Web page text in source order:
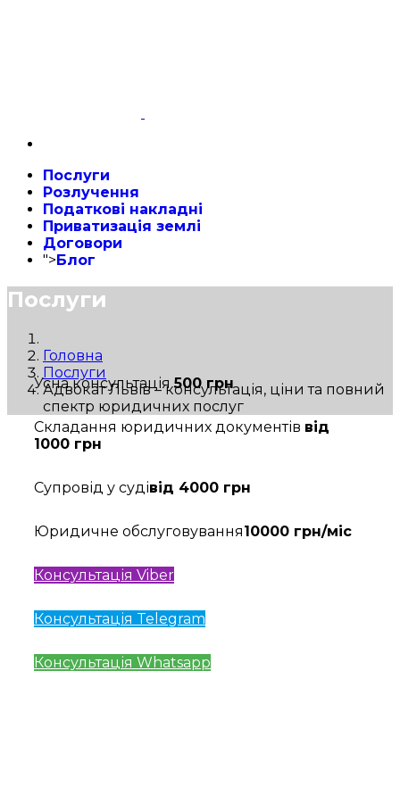
Послуги
Розлучення
Податкові накладні
Приватизація землі
Договори
">Блог
Послуги
Головна
Послуги
Адвокат Львів – консультація, ціни та повний
спектр юридичних послуг
Усна консультація500 грн
Складання юридичних документів від
1000 грн
Супровід у судівід 4000 грн
Юридичне обслуговування10000 грн/міс
Консультація Viber
Консультація Telegram
Консультація Whatsapp